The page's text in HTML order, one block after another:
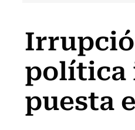
política
puesta